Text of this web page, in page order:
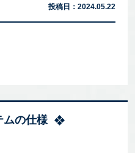
投稿日： 2024.05.22
ムの仕様